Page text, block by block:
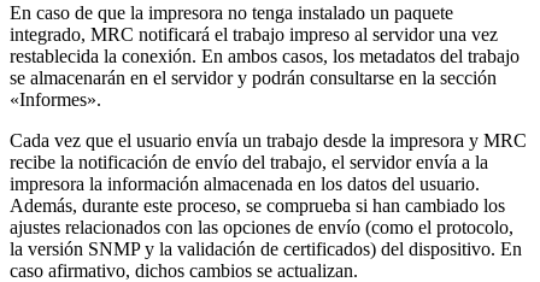
En caso de que la impresora no tenga instalado un paquete
integrado, MRC notificará el trabajo impreso al servidor una vez
restablecida la conexión. En ambos casos, los metadatos del trabajo
se almacenarán en el servidor y podrán consultarse en la sección
«Informes».
Cada vez que el usuario envía un trabajo desde la impresora y MRC
recibe la notificación de envío del trabajo, el servidor envía a la
impresora la información almacenada en los datos del usuario.
Además, durante este proceso, se comprueba si han cambiado los
ajustes relacionados con las opciones de envío (como el protocolo,
la versión SNMP y la validación de certificados) del dispositivo. En
caso afirmativo, dichos cambios se actualizan.